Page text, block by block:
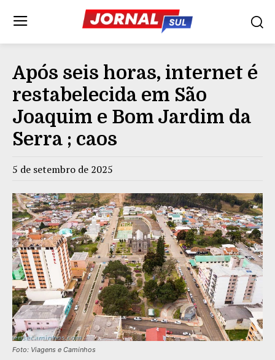
Após seis horas, internet é
restabelecida em São
Joaquim e Bom Jardim da
Serra ; caos
5 de setembro de 2025
Foto: Viagens e Caminhos